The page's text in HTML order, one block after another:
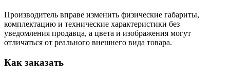
Производитель вправе изменить физические габариты,
комплектацию и технические характеристики без
уведомления продавца, а цвета и изображения могут
отличаться от реального внешнего вида товара.
Как заказать